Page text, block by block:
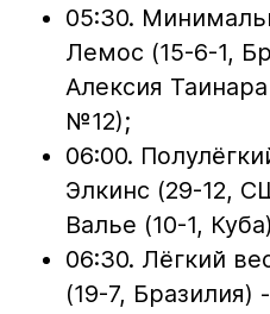
05:30.
Лемос (15-6-1,
Алексия
№12);
06:00.
Элкинс (29-12,
Валье (10-1,
06:30. Лёгкий
(19-7, Бразилия)